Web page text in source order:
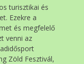
turisztikai és
Ezekre a
és megfelelő
venni az
Zöld Fesztivál,